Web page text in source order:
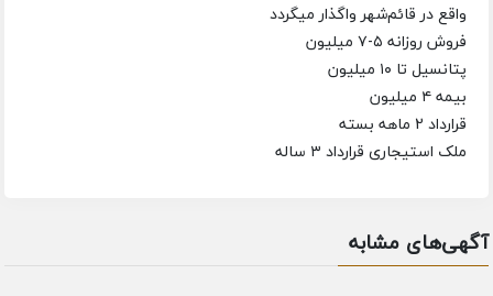
واقع در قائم‌شهر واگذار میگردد
فروش روزانه ۵-۷ میلیون
پتانسیل تا ۱۰ میلیون
بیمه ۴ میلیون
قرارداد 2 ماهه بسته
ملک استیجاری قرارداد ۳ ساله
آگهی‌های مشابه